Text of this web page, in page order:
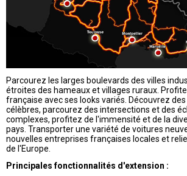
Parcourez les larges boulevards des villes
étroites des hameaux et villages ruraux.
française avec ses looks variés. Découvrez
célèbres, parcourez des intersections et des
complexes, profitez de l'immensité et de la
pays. Transporter une variété de voitures
nouvelles entreprises françaises locales et
de l'Europe.
Principales fonctionnalités d'extension :